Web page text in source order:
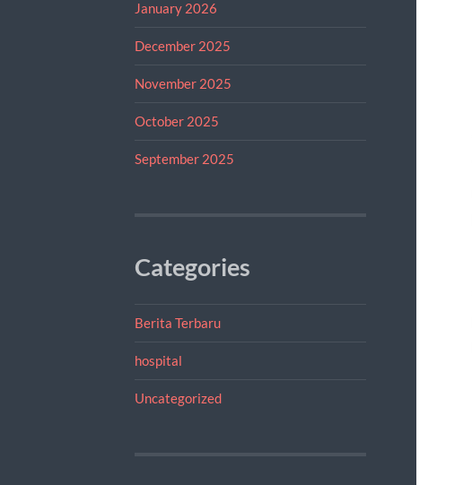
January 2026
December 2025
November 2025
October 2025
September 2025
Categories
Berita Terbaru
hospital
Uncategorized